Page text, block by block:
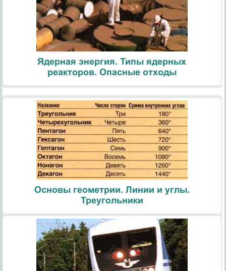
Ядерная энергия. Типы ядерных
реакторов. Опасные отходы
Основы геометрии. Линии и углы.
Треугольники